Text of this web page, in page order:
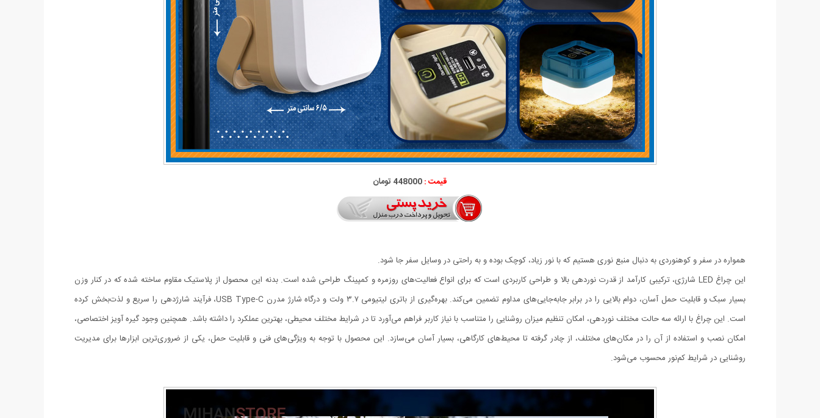
قیمت :448000 تومان
همواره در سفر و کوهنوردی به دنبال منبع نوری هستیم که با نور زیاد، کوچک بوده و به راحتی در وسایل سفر جا شود.
این چراغ LED شارژی، ترکیبی کارآمد از قدرت نوردهی بالا و طراحی کاربردی است که برای انواع فعالیت‌های روزمره و کمپینگ طراحی شده است. بدنه این محصول از پلاستیک مقاوم ساخته شده که در کنار وزن
بسیار سبک و قابلیت حمل آسان، دوام بالایی را در برابر جابه‌جایی‌های مداوم تضمین می‌کند. بهره‌گیری از باتری لیتیومی ۳.۷ ولت و درگاه شارژ مدرن USB Type-C، فرآیند شارژدهی را سریع و لذت‌بخش کرده
است. این چراغ با ارائه سه حالت مختلف نوردهی، امکان تنظیم میزان روشنایی را متناسب با نیاز کاربر فراهم می‌آورد تا در شرایط مختلف محیطی، بهترین عملکرد را داشته باشد. همچنین وجود گیره آویز اختصاصی،
امکان نصب و استفاده از آن را در مکان‌های مختلف، از چادر گرفته تا محیط‌های کارگاهی، بسیار آسان می‌سازد. این محصول با توجه به ویژگی‌های فنی و قابلیت حمل، یکی از ضروری‌ترین ابزارها برای مدیریت
روشنایی در شرایط کم‌نور محسوب می‌شود.